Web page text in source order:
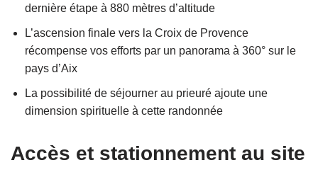
dernière étape à 880 mètres d’altitude
L’ascension finale vers la Croix de Provence
récompense vos efforts par un panorama à 360° sur le
pays d’Aix
La possibilité de séjourner au prieuré ajoute une
dimension spirituelle à cette randonnée
Accès et stationnement au site